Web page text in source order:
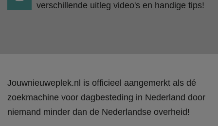
verschillende uitleg video's en handige tips!
Jouwnieuweplek.nl is officieel aangemerkt als dé
zoekmachine voor dagbesteding in Nederland door
niemand minder dan de Nederlandse overheid!